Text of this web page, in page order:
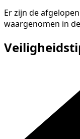
Er zijn de
waargenomen in